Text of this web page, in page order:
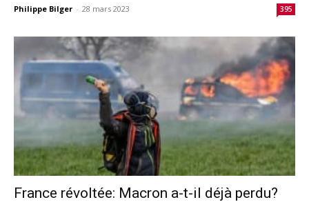
Philippe Bilger - 28 mars 2023 395
France révoltée: Macron a-t-il déjà perdu?